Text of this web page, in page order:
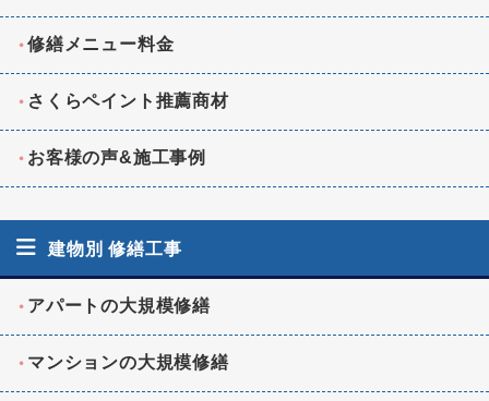
修繕メニュー料金
さくらペイント推薦商材
お客様の声&施工事例
建物別 修繕工事
アパートの大規模修繕
マンションの大規模修繕